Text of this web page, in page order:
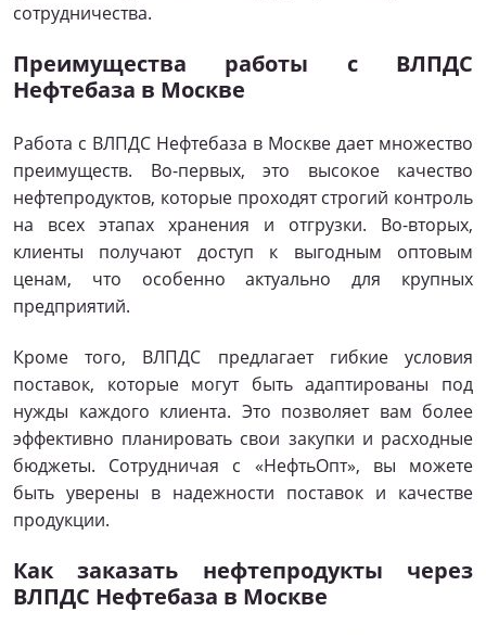
сотрудничества.
Преимущества работы с ВЛПДС
Нефтебаза в Москве
Работа с ВЛПДС Нефтебаза в Москве дает множество
преимуществ. Во-первых, это высокое качество
нефтепродуктов, которые проходят строгий контроль
на всех этапах хранения и отгрузки. Во-вторых,
клиенты получают доступ к выгодным оптовым
ценам, что особенно актуально для крупных
предприятий.
Кроме того, ВЛПДС предлагает гибкие условия
поставок, которые могут быть адаптированы под
нужды каждого клиента. Это позволяет вам более
эффективно планировать свои закупки и расходные
бюджеты. Сотрудничая с «НефтьОпт», вы можете
быть уверены в надежности поставок и качестве
продукции.
Как заказать нефтепродукты через
ВЛПДС Нефтебаза в Москве